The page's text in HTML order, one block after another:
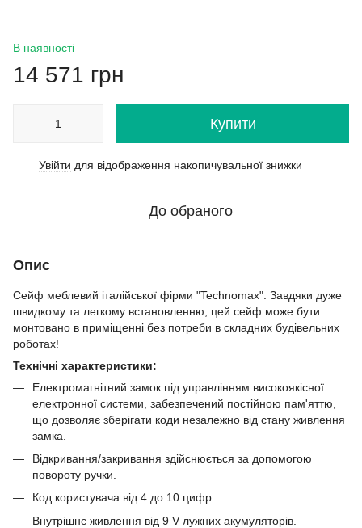
В наявності
14 571 грн
Купити
Увійти для відображення накопичувальної знижки
До обраного
Опис
Сейф меблевий італійської фірми "Technomax". Завдяки дуже
швидкому та легкому встановленню, цей сейф може бути
монтовано в приміщенні без потреби в складних будівельних
роботах!
Технічні характеристики:
Електромагнітний замок під управлінням високоякісної
електронної системи, забезпечений постійною пам'яттю,
що дозволяє зберігати коди незалежно від стану живлення
замка.
Відкривання/закривання здійснюється за допомогою
повороту ручки.
Код користувача від 4 до 10 цифр.
Внутрішнє живлення від 9 V лужних акумуляторів.